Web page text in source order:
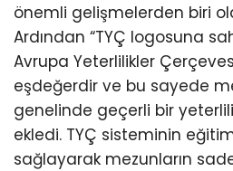
önemli gelişmelerden biri
Ardından “TYÇ logosuna
Avrupa Yeterlilikler
eşdeğerdir ve bu sayede
genelinde geçerli bir
ekledi. TYÇ sisteminin
sağlayarak mezunların